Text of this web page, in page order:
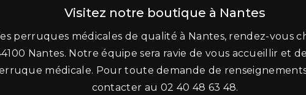
Visitez notre boutique à Nantes
perruques médicales de qualité à Nantes, rendez-vous
Nantes. Notre équipe sera ravie de vous accueillir et
médicale. Pour toute demande de
contacter au 02 40 48 63 48.